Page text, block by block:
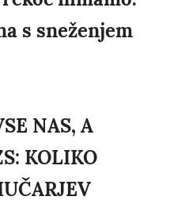
s sneženjem
NAS, A
KOLIKO